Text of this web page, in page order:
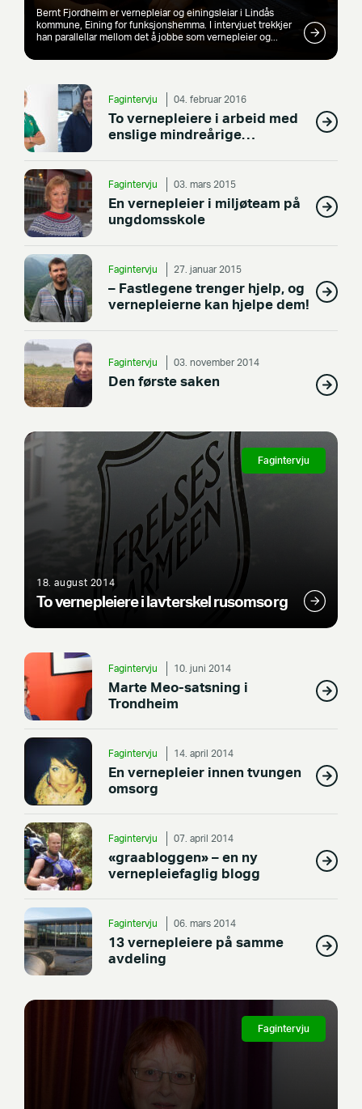
Bernt Fjordheim er vernepleiar og einingsleiar i Lindås
kommune, Eining for funksjonshemma. I intervjuet trekkjer
han parallellar mellom det å jobbe som vernepleier og...
Fagintervju 04. februar 2016
To vernepleiere i arbeid med
enslige mindreårige
Fagintervju 03. mars 2015
En vernepleier i miljøteam på
ungdomsskole
Fagintervju 27. januar 2015
– Fastlegene trenger hjelp, og
vernepleierne kan hjelpe dem!
Fagintervju 03. november 2014
Den første saken
Fagintervju
18. august 2014
To vernepleiere i lavterskel rusomsorg
Fagintervju 10. juni 2014
Marte Meo-satsning i
Trondheim
Fagintervju 14. april 2014
En vernepleier innen tvungen
omsorg
Fagintervju 07. april 2014
«graabloggen» – en ny
vernepleiefaglig blogg
Fagintervju 06. mars 2014
13 vernepleiere på samme
avdeling
Fagintervju